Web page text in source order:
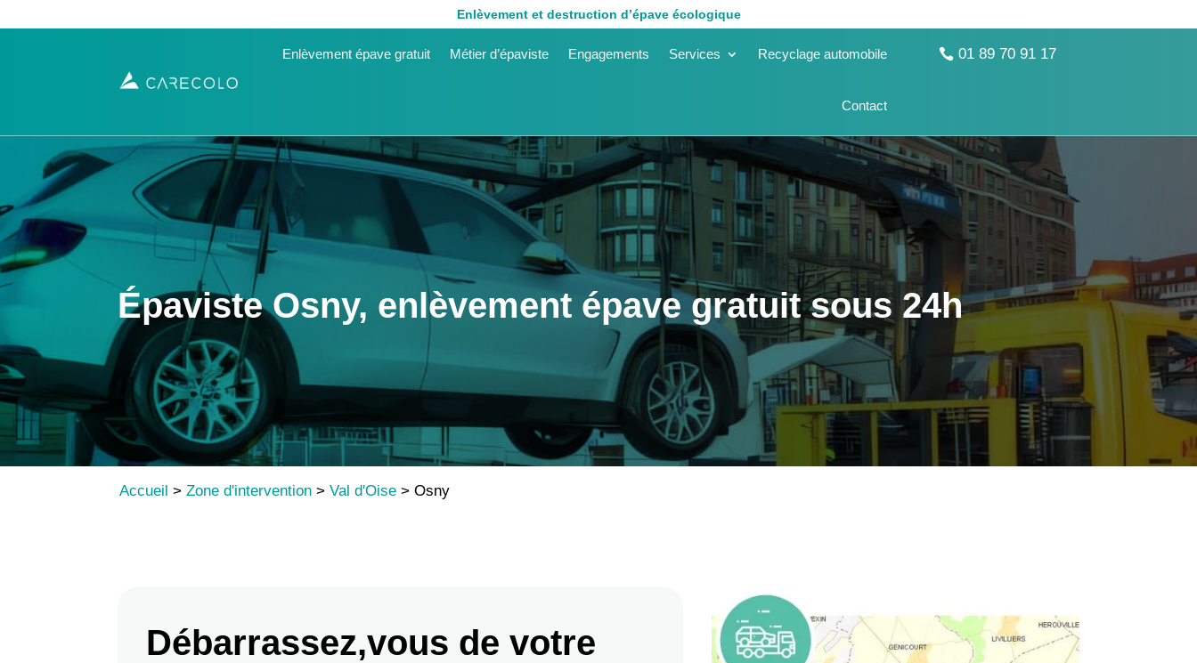
Enlèvement et destruction d’épave écologique
Enlèvement épave gratuit Métier d’épaviste Engagements Services Recyclage automobile
Contact
01 89 70 91 17
Épaviste Osny, enlèvement épave gratuit sous 24h
Accueil >Zone d'intervention >Val d'Oise >Osny
Débarrassez,vous de votre